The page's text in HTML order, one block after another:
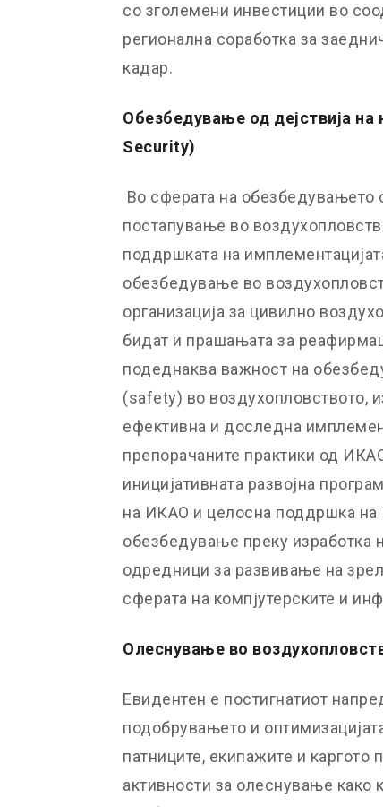
со зголемени инвестиции во
регионална соработка за
кадар.
Обезбедување од дејствија
Security)
Во сферата на обезбедувањето
постапување во
поддршката на
обезбедување во
организација за цивилно
бидат и прашањата за
подеднаква важност на
(safety) во воздухопловството,
ефективна и доследна
препорачаните практики од
иницијативната развојна
на ИКАО и целосна поддршка на
обезбедување преку изработка
одредници за развивање на
сферата на компјутерските и
Олеснување во
Евидентен е постигнатиот
подобрувањето и
патниците, екипажите и
активности за олеснување како